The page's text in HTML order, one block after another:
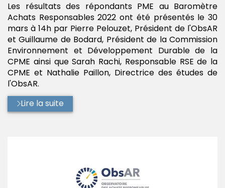
Les résultats des répondants PME au Baromètre
Achats Responsables 2022 ont été présentés le 30
mars à 14h par Pierre Pelouzet, Président de l'ObsAR
et Guillaume de Bodard, Président de la Commission
Environnement et Développement Durable de la
CPME ainsi que Sarah Rachi, Responsable RSE de la
CPME et Nathalie Paillon, Directrice des études de
l'ObsAR.
Lire la suite